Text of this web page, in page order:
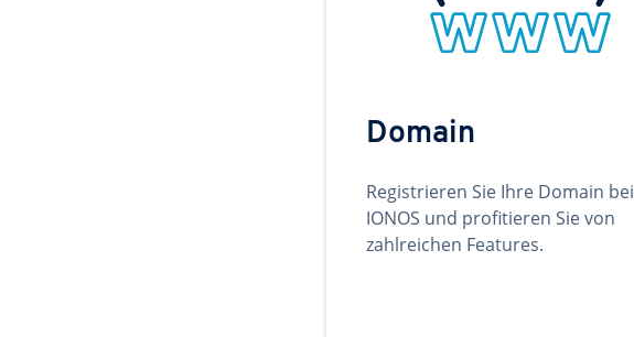
Domain
Registrieren Sie Ihre Domain bei
IONOS und profitieren Sie von
zahlreichen Features.